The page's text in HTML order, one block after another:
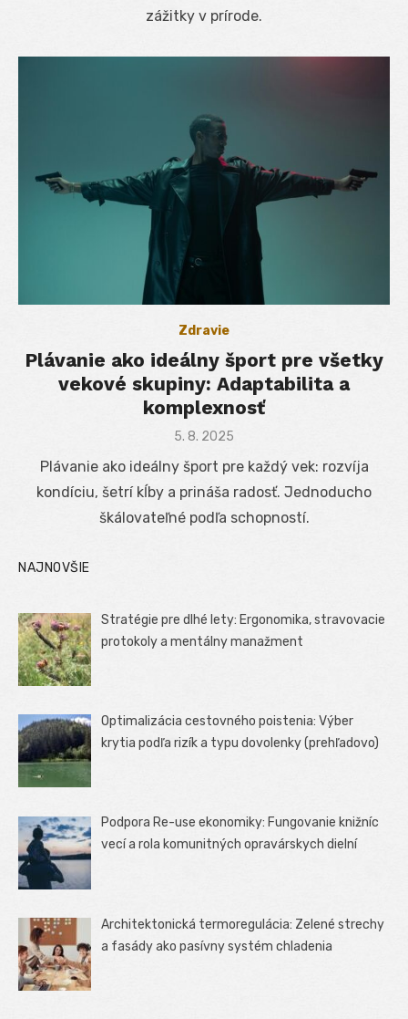
zážitky v prírode.
Zdravie
Plávanie ako ideálny šport pre všetky
vekové skupiny: Adaptabilita a
komplexnosť
Posted
5. 8. 2025
Plávanie ako ideálny šport pre každý vek: rozvíja
kondíciu, šetrí kĺby a prináša radosť. Jednoducho
škálovateľné podľa schopností.
NAJNOVŠIE
Stratégie pre dlhé lety: Ergonomika, stravovacie
protokoly a mentálny manažment
Optimalizácia cestovného poistenia: Výber
krytia podľa rizík a typu dovolenky (prehľadovo)
Podpora Re-use ekonomiky: Fungovanie knižníc
vecí a rola komunitných opravárskych dielní
Architektonická termoregulácia: Zelené strechy
a fasády ako pasívny systém chladenia